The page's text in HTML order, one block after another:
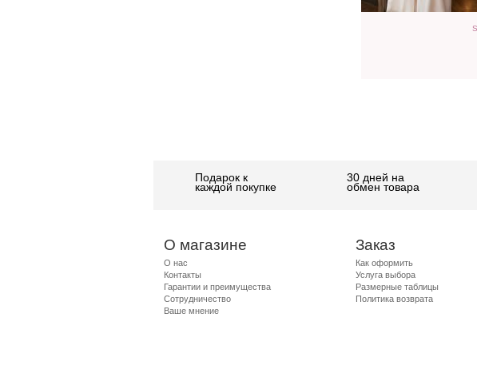
Подарок к
каждой покупке
30 дней на
обмен товара
О магазине
О нас
Контакты
Гарантии и преимущества
Сотрудничество
Ваше мнение
Заказ
Как оформить
Услуга выбора
Размерные таблицы
Политика возврата